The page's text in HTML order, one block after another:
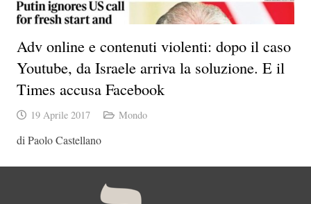
Adv online e contenuti violenti: dopo il caso
Youtube, da Israele arriva la soluzione. E il
Times accusa Facebook
19 Aprile 2017 Mondo
di Paolo Castellano